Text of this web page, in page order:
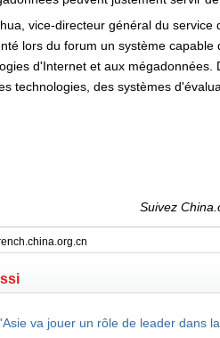
vice-directeur général du
lors du forum un système
d'Internet et aux
technologies, des systèmes
Suivez
va jouer un rôle de leader dans